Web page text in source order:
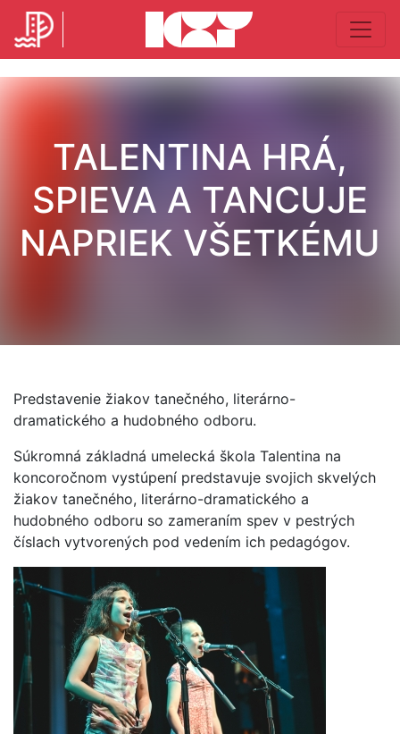
TALENTINA HRÁ,
SPIEVA A TANCUJE
NAPRIEK VŠETKÉMU
Predstavenie žiakov tanečného, literárno-
dramatického a hudobného odboru.
Súkromná základná umelecká škola Talentina na
koncoročnom vystúpení predstavuje svojich skvelých
žiakov tanečného, literárno-dramatického a
hudobného odboru so zameraním spev v pestrých
číslach vytvorených pod vedením ich pedagógov.